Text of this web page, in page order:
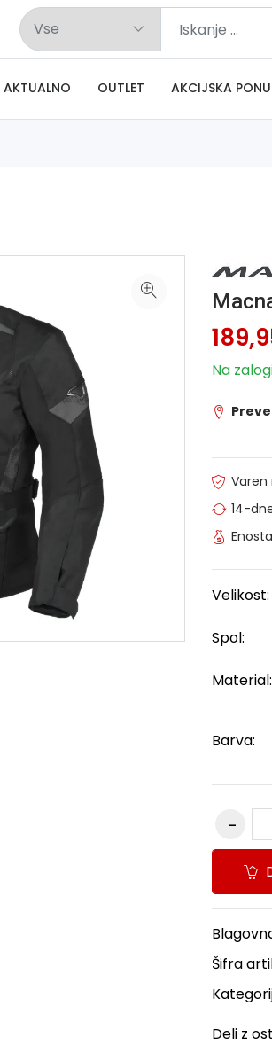
AKTUALNO OUTLET AKCIJSKA
Na
Varen
14-
Velikost:
Spol:
Material:
Barva:
Šifra
Deli z